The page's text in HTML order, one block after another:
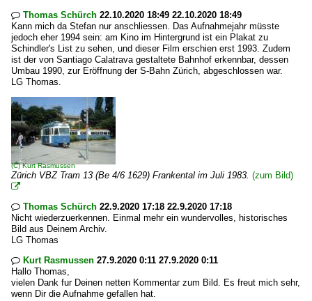
 Thomas Schürch 22.10.2020 18:49 22.10.2020 18:49
Kann mich da Stefan nur anschliessen. Das Aufnahmejahr müsste
jedoch eher 1994 sein: am Kino im Hintergrund ist ein Plakat zu
Schindler's List zu sehen, und dieser Film erschien erst 1993. Zudem
ist der von Santiago Calatrava gestaltete Bahnhof erkennbar, dessen
Umbau 1990, zur Eröffnung der S-Bahn Zürich, abgeschlossen war.
LG Thomas.
(C)Kurt Rasmussen
Zürich VBZ Tram 13 (Be 4/6 1629) Frankental im Juli 1983. (zum Bild)

 Thomas Schürch 22.9.2020 17:18 22.9.2020 17:18
Nicht wiederzuerkennen. Einmal mehr ein wundervolles, historisches
Bild aus Deinem Archiv.
LG Thomas
 Kurt Rasmussen 27.9.2020 0:11 27.9.2020 0:11
Hallo Thomas,
vielen Dank fur Deinen netten Kommentar zum Bild. Es freut mich sehr,
wenn Dir die Aufnahme gefallen hat.